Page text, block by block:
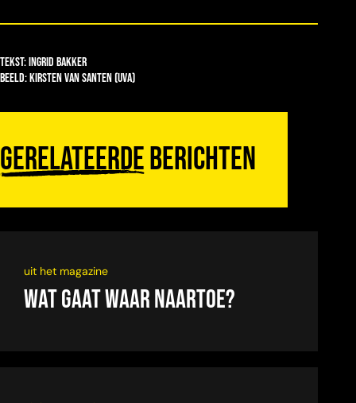
Tekst: Ingrid Bakker
beeld: Kirsten van santen (uva)
Gerelateerdeberichten
uit het magazine
Wat gaat waar naartoe?